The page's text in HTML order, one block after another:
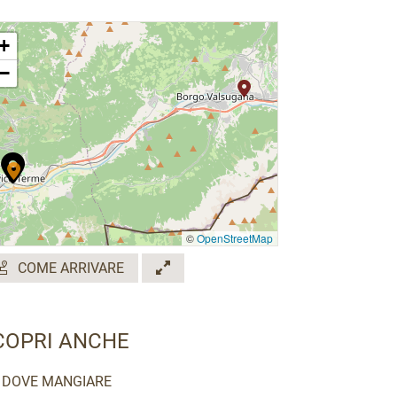
©OpenStreetMap
COME ARRIVARE
ANCHE
MANGIARE